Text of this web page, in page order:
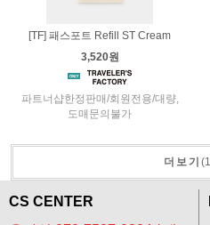
[TF] 패스포트 Refill ST Cream
3,520원
파트너샵한정판매/회원전용/대량,
도매문의불가
더보기 (1
CS CENTER